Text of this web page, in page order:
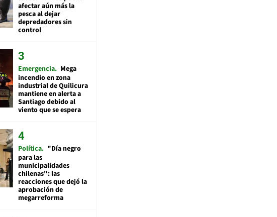
afectar aún más la
pesca al dejar
depredadores sin
control
Emergencia Mega
incendio en zona
industrial de Quilicura
mantiene en alerta a
Santiago debido al
viento que se espera
Política "Día negro
para las
municipalidades
chilenas": las
reacciones que dejó la
aprobación de
megarreforma